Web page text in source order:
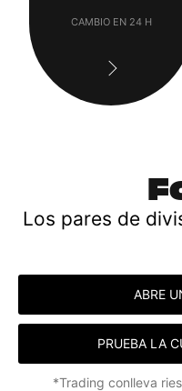
Los pares de
ABRE
PRUEBA LA
*Trading conlleva
CAMBIO EN 24 H